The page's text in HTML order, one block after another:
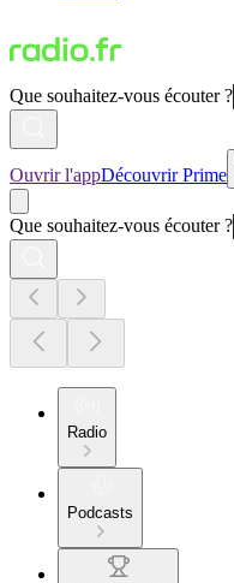
Que souhaitez-vous écouter ?
Ouvrir l'appDécouvrir Prime
Que souhaitez-vous écouter ?
Radio
Podcasts